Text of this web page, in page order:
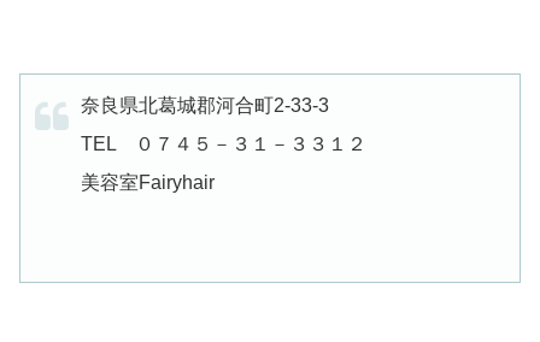
奈良県北葛城郡河合町2-33-3
TEL ０７４５－３１－３３１２
美容室Fairyhair